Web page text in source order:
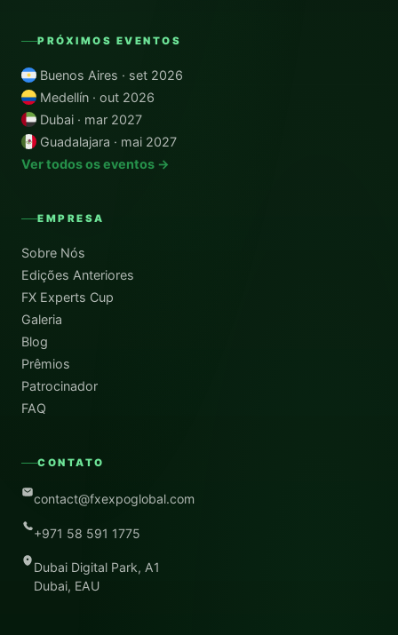
PRÓXIMOS EVENTOS
Buenos Aires · set 2026
Medellín · out 2026
Dubai · mar 2027
Guadalajara · mai 2027
Ver todos os eventos →
EMPRESA
Sobre Nós
Edições Anteriores
FX Experts Cup
Galeria
Blog
Prêmios
Patrocinador
FAQ
CONTATO
contact@fxexpoglobal.com
+971 58 591 1775
Dubai Digital Park, A1
Dubai, EAU